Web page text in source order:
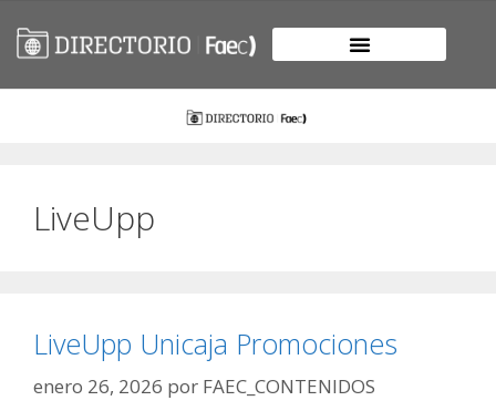
LiveUpp
LiveUpp Unicaja Promociones
enero 26, 2026 por FAEC_CONTENIDOS